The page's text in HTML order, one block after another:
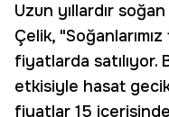
Uzun yıllardır
Çelik,
fiyatlarda satılıyor.
etkisiyle hasat
fiyatlar 15